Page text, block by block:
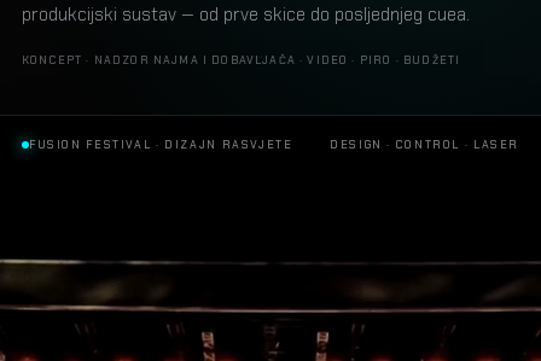
produkcijski sustav — od prve skice do posljednjeg cuea.
KONCEPT · NADZOR NAJMA I DOBAVLJAČA · VIDEO · PIRO · BUDŽETI
FUSION FESTIVAL · DIZAJN RASVJETE DESIGN · CONTROL · LASER